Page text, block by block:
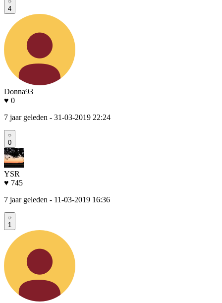
4
Donna93
♥ 0
7 jaar geleden - 31-03-2019 22:24
0
YSR
♥ 745
7 jaar geleden - 11-03-2019 16:36
1